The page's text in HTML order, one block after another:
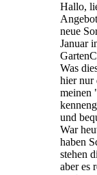
Hallo,
neue
Januar
Was
hier nur
meinen
und
War
haben
stehen
aber es